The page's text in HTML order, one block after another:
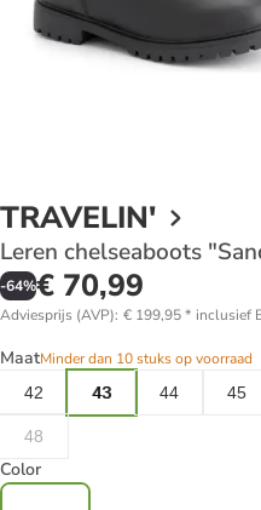
TRAVELIN'
Leren chelseaboots
-64%€ 70,99
Adviesprijs (AVP): € 199,95* inclusief
MaatMinder dan 10 stuks op voorraad
42
43 44 45
48
Color